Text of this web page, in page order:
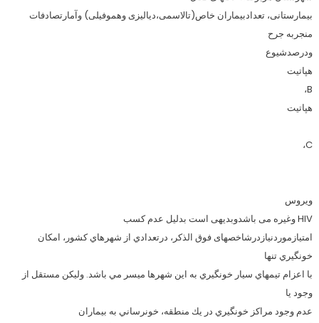
بیمارستانی، تعدادبیماران خاص(تالاسمی،دیالیزی وهموفیلی) وآمارتصادفات
منجربه جرح
ودرصدشیوع
هپاتيت
B،
هپاتيت
C،
ويروس
HIVوغیره می باشدوبدیهی است بدلیل عدم کسب
امتیازموردنیازدرشاخصهای فوق الذکر، درتعدادي از شهرهاي كشور، امكان
خونگيري تنها
با اعزام تيمهاي سيار خونگيري به اين شهرها ميسر مي باشد. ولیکن مستقل از
وجود يا
عدم وجود مراكز خونگيري در يك منطقه، خونرساني به بيماران